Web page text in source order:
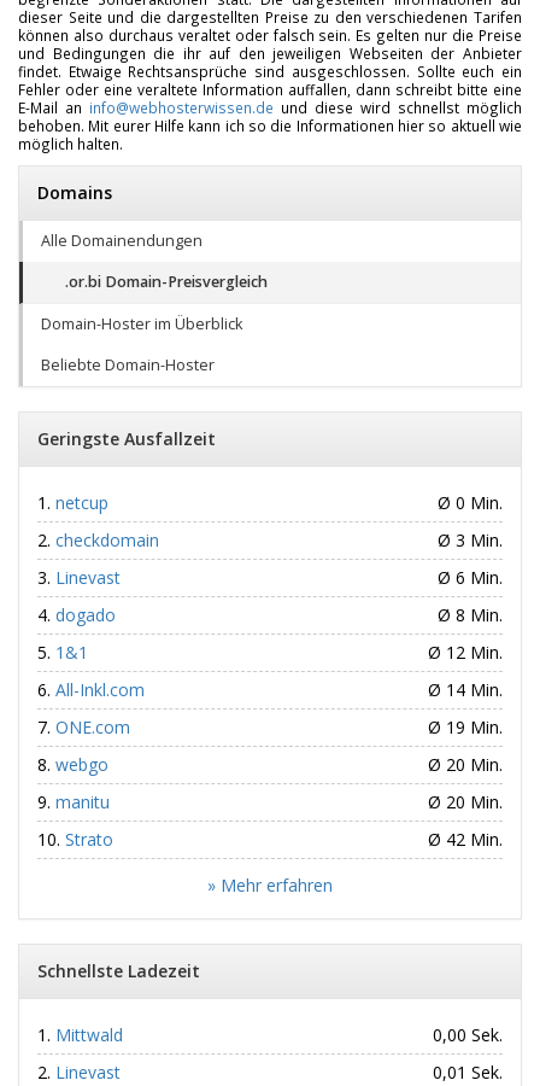
dieser Seite und die dargestellten Preise zu den verschiedenen Tarifen
können also durchaus veraltet oder falsch sein. Es gelten nur die Preise
und Bedingungen die ihr auf den jeweiligen Webseiten der Anbieter
findet. Etwaige Rechtsansprüche sind ausgeschlossen. Sollte euch ein
Fehler oder eine veraltete Information auffallen, dann schreibt bitte eine
E-Mail an info@webhosterwissen.de und diese wird schnellst möglich
behoben. Mit eurer Hilfe kann ich so die Informationen hier so aktuell wie
möglich halten.
Domains
Alle Domainendungen
.or.bi Domain-Preisvergleich
Domain-Hoster im Überblick
Beliebte Domain-Hoster
Geringste Ausfallzeit
netcup
Ø 0 Min.
checkdomain
Ø 3 Min.
Linevast
Ø 6 Min.
dogado
Ø 8 Min.
1&1
Ø 12 Min.
All-Inkl.com
Ø 14 Min.
ONE.com
Ø 19 Min.
webgo
Ø 20 Min.
manitu
Ø 20 Min.
Strato
Ø 42 Min.
» Mehr erfahren
Schnellste Ladezeit
Mittwald
0,00 Sek.
Linevast
0,01 Sek.